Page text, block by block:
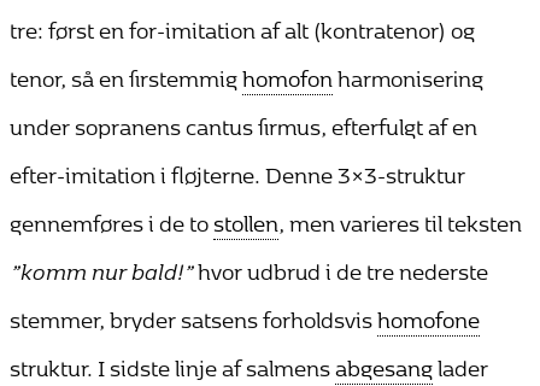
tre: først en for-imitation af alt (kontratenor) og
tenor, så en firstemmighomofonharmonisering
under sopranens cantus firmus, efterfulgt af en
efter-imitation i fløjterne. Denne 3×3-struktur
gennemføres i de tostollen, men varieres til teksten
”komm nur bald!”hvor udbrud i de tre nederste
stemmer, bryder satsens forholdsvishomofone
struktur. I sidste linje af salmensabgesanglader